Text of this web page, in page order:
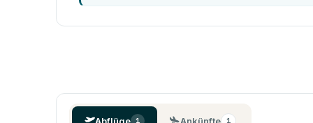
Abflüge 1 Ankünfte 1